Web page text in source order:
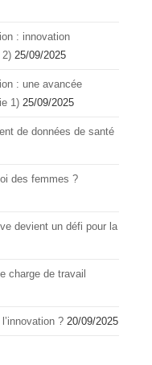
: innovation
2) 25/09/2025
: une avancée
1) 25/09/2025
de données de santé
des femmes ?
devient un défi pour la
charge de travail
? 20/09/2025